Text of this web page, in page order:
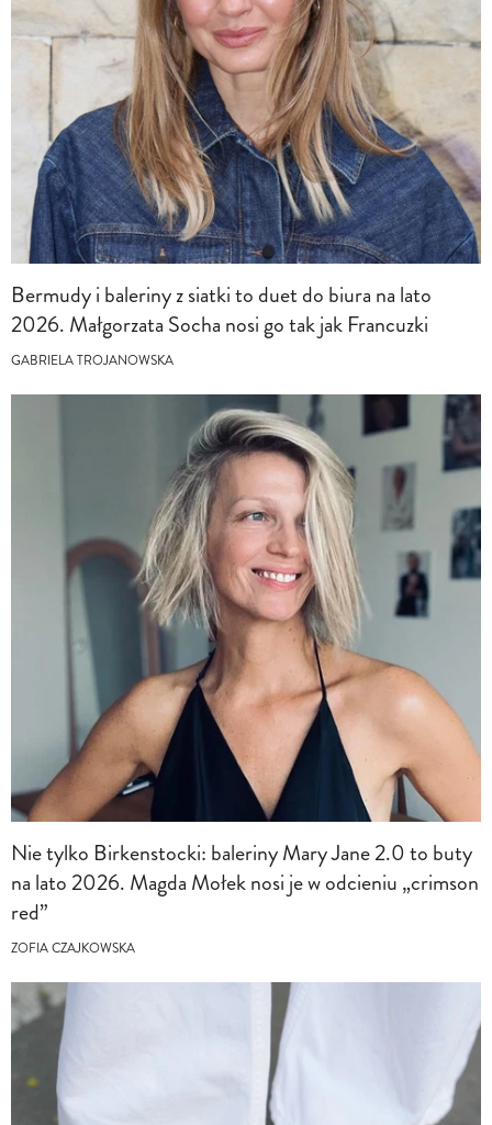
Bermudy i baleriny z siatki to duet do biura na lato
2026. Małgorzata Socha nosi go tak jak Francuzki
GABRIELA TROJANOWSKA
Nie tylko Birkenstocki: baleriny Mary Jane 2.0 to buty
na lato 2026. Magda Mołek nosi je w odcieniu „crimson
red”
ZOFIA CZAJKOWSKA